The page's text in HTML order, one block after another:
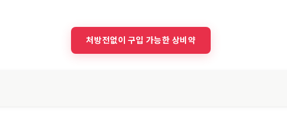
처방전없이 구입 가능한 상비약